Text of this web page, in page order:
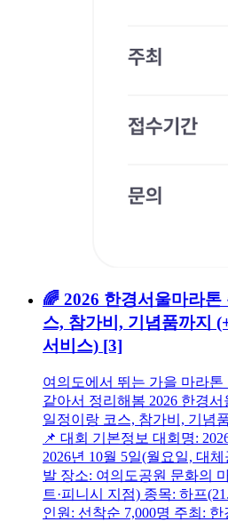
🌈 2026 한경서울마라
스, 참가비, 기념품까지
서비스) [3]
여의도에서 뛰는 가을 마라
같아서 정리해봄 2026 한경
일정이랑 코스, 참가비, 기념
📌 대회 기본정보 대회명:
2026년 10월 5일(월요일, 대
발 장소: 여의도공원 문화의
트·피니시 지점) 종목: 하프
인원: 선착순 7,000명 주최: